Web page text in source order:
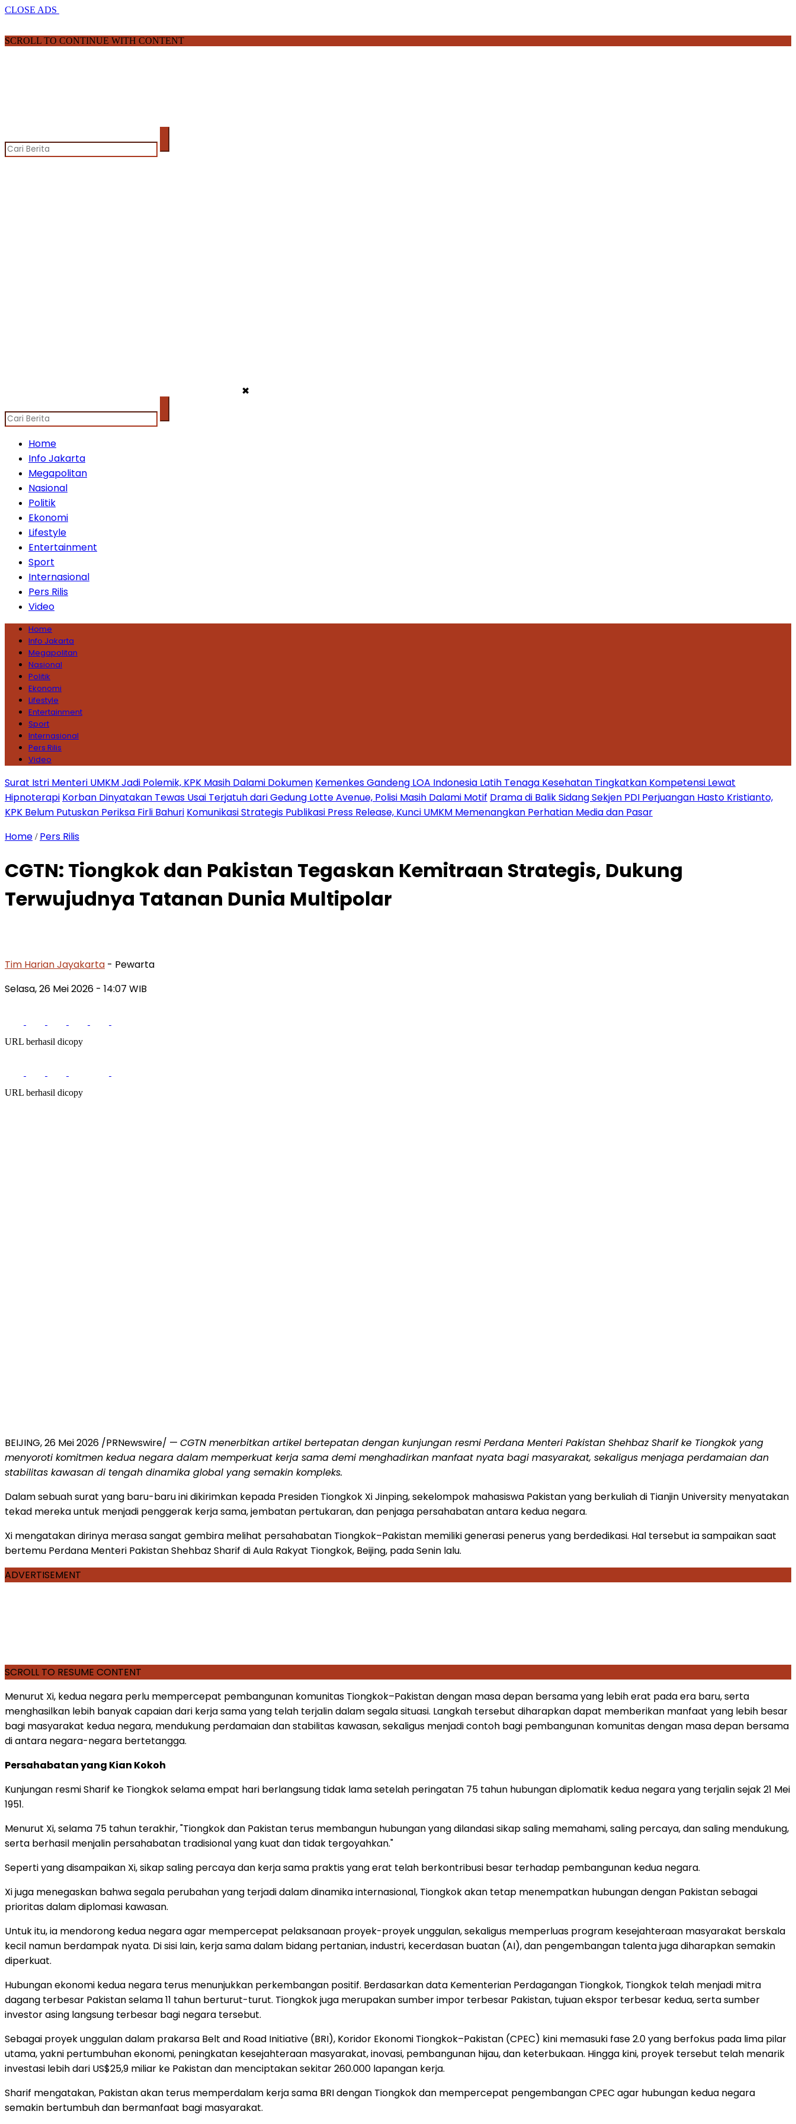
CLOSE ADS
SCROLL TO CONTINUE WITH CONTENT
✖
Home
Info Jakarta
Megapolitan
Nasional
Politik
Ekonomi
Lifestyle
Entertainment
Sport
Internasional
Pers Rilis
Video
Home
Info Jakarta
Megapolitan
Nasional
Politik
Ekonomi
Lifestyle
Entertainment
Sport
Internasional
Pers Rilis
Video
Surat Istri Menteri UMKM Jadi Polemik, KPK Masih Dalami Dokumen Kemenkes Gandeng LOA Indonesia Latih Tenaga Kesehatan Tingkatkan Kompetensi Lewat
Hipnoterapi Korban Dinyatakan Tewas Usai Terjatuh dari Gedung Lotte Avenue, Polisi Masih Dalami Motif Drama di Balik Sidang Sekjen PDI Perjuangan Hasto Kristianto,
KPK Belum Putuskan Periksa Firli Bahuri Komunikasi Strategis Publikasi Press Release, Kunci UMKM Memenangkan Perhatian Media dan Pasar
Home / Pers Rilis
CGTN: Tiongkok dan Pakistan Tegaskan Kemitraan Strategis, Dukung
Terwujudnya Tatanan Dunia Multipolar
Tim Harian Jayakarta - Pewarta
Selasa, 26 Mei 2026 - 14:07 WIB
URL berhasil dicopy
URL berhasil dicopy
BEIJING, 26 Mei 2026 /PRNewswire/ — CGTN menerbitkan artikel bertepatan dengan kunjungan resmi Perdana Menteri Pakistan Shehbaz Sharif ke Tiongkok yang
menyoroti komitmen kedua negara dalam memperkuat kerja sama demi menghadirkan manfaat nyata bagi masyarakat, sekaligus menjaga perdamaian dan
stabilitas kawasan di tengah dinamika global yang semakin kompleks.
Dalam sebuah surat yang baru-baru ini dikirimkan kepada Presiden Tiongkok Xi Jinping, sekelompok mahasiswa Pakistan yang berkuliah di Tianjin University menyatakan
tekad mereka untuk menjadi penggerak kerja sama, jembatan pertukaran, dan penjaga persahabatan antara kedua negara.
Xi mengatakan dirinya merasa sangat gembira melihat persahabatan Tiongkok–Pakistan memiliki generasi penerus yang berdedikasi. Hal tersebut ia sampaikan saat
bertemu Perdana Menteri Pakistan Shehbaz Sharif di Aula Rakyat Tiongkok, Beijing, pada Senin lalu.
ADVERTISEMENT
SCROLL TO RESUME CONTENT
Menurut Xi, kedua negara perlu mempercepat pembangunan komunitas Tiongkok–Pakistan dengan masa depan bersama yang lebih erat pada era baru, serta
menghasilkan lebih banyak capaian dari kerja sama yang telah terjalin dalam segala situasi. Langkah tersebut diharapkan dapat memberikan manfaat yang lebih besar
bagi masyarakat kedua negara, mendukung perdamaian dan stabilitas kawasan, sekaligus menjadi contoh bagi pembangunan komunitas dengan masa depan bersama
di antara negara-negara bertetangga.
Persahabatan yang Kian Kokoh
Kunjungan resmi Sharif ke Tiongkok selama empat hari berlangsung tidak lama setelah peringatan 75 tahun hubungan diplomatik kedua negara yang terjalin sejak 21 Mei
1951.
Menurut Xi, selama 75 tahun terakhir, "Tiongkok dan Pakistan terus membangun hubungan yang dilandasi sikap saling memahami, saling percaya, dan saling mendukung,
serta berhasil menjalin persahabatan tradisional yang kuat dan tidak tergoyahkan."
Seperti yang disampaikan Xi, sikap saling percaya dan kerja sama praktis yang erat telah berkontribusi besar terhadap pembangunan kedua negara.
Xi juga menegaskan bahwa segala perubahan yang terjadi dalam dinamika internasional, Tiongkok akan tetap menempatkan hubungan dengan Pakistan sebagai
prioritas dalam diplomasi kawasan.
Untuk itu, ia mendorong kedua negara agar mempercepat pelaksanaan proyek-proyek unggulan, sekaligus memperluas program kesejahteraan masyarakat berskala
kecil namun berdampak nyata. Di sisi lain, kerja sama dalam bidang pertanian, industri, kecerdasan buatan (AI), dan pengembangan talenta juga diharapkan semakin
diperkuat.
Hubungan ekonomi kedua negara terus menunjukkan perkembangan positif. Berdasarkan data Kementerian Perdagangan Tiongkok, Tiongkok telah menjadi mitra
dagang terbesar Pakistan selama 11 tahun berturut-turut. Tiongkok juga merupakan sumber impor terbesar Pakistan, tujuan ekspor terbesar kedua, serta sumber
investor asing langsung terbesar bagi negara tersebut.
Sebagai proyek unggulan dalam prakarsa Belt and Road Initiative (BRI), Koridor Ekonomi Tiongkok–Pakistan (CPEC) kini memasuki fase 2.0 yang berfokus pada lima pilar
utama, yakni pertumbuhan ekonomi, peningkatan kesejahteraan masyarakat, inovasi, pembangunan hijau, dan keterbukaan. Hingga kini, proyek tersebut telah menarik
investasi lebih dari US$25,9 miliar ke Pakistan dan menciptakan sekitar 260.000 lapangan kerja.
Sharif mengatakan, Pakistan akan terus memperdalam kerja sama BRI dengan Tiongkok dan mempercepat pengembangan CPEC agar hubungan kedua negara
semakin bertumbuh dan bermanfaat bagi masyarakat.